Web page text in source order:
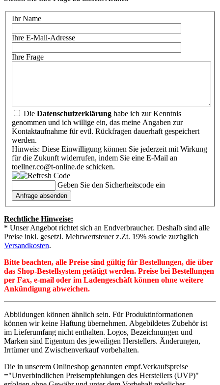
Ihr Name
Ihre E-Mail-Adresse
Ihre Frage
Die Datenschutzerklärung habe ich zur Kenntnis
genommen und ich willige ein, das meine Angaben zur
Kontaktaufnahme für evtl. Rückfragen dauerhaft gespeichert
werden.
Hinweis: Diese Einwilligung können Sie jederzeit mit Wirkung
für die Zukunft widerrufen, indem Sie eine E-Mail an
toellner.co@t-online.de schicken.
Geben Sie den Sicherheitscode ein
Rechtliche Hinweise:
* Unser Angebot richtet sich an Endverbraucher. Deshalb sind alle
Preise inkl. gesetzl. Mehrwertsteuer z.Zt. 19% sowie zuzüglich
Versandkosten.
Bitte beachten, alle Preise sind gültig für Bestellungen, die über
das Shop-Bestellsystem getätigt werden. Preise bei Bestellungen
per Fax, e-mail oder im Ladengeschäft können ohne weitere
Ankündigung abweichen.
Abbildungen können ähnlich sein. Für Produktinformationen
können wir keine Haftung übernehmen. Abgebildetes Zubehör ist
im Lieferumfang nicht enthalten. Logos, Bezeichnungen und
Marken sind Eigentum des jeweiligen Herstellers. Änderungen,
Irrtümer und Zwischenverkauf vorbehalten.
Die in unserem Onlineshop genannten empf.Verkaufspreise
="Unverbindlichen Preisempfehlungen des Herstellers (UVP)"